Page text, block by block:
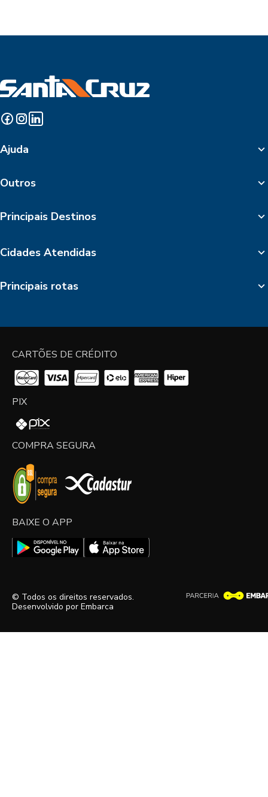
Ajuda
Outros
Principais Destinos
Cidades Atendidas
Principais rotas
CARTÕES DE CRÉDITO
PIX
COMPRA SEGURA
BAIXE O APP
© Todos os direitos reservados.
Desenvolvido por Embarca